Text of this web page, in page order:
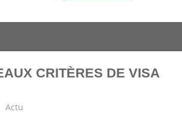
CRITÈRES DE VISA
Ma Thailande
Actu